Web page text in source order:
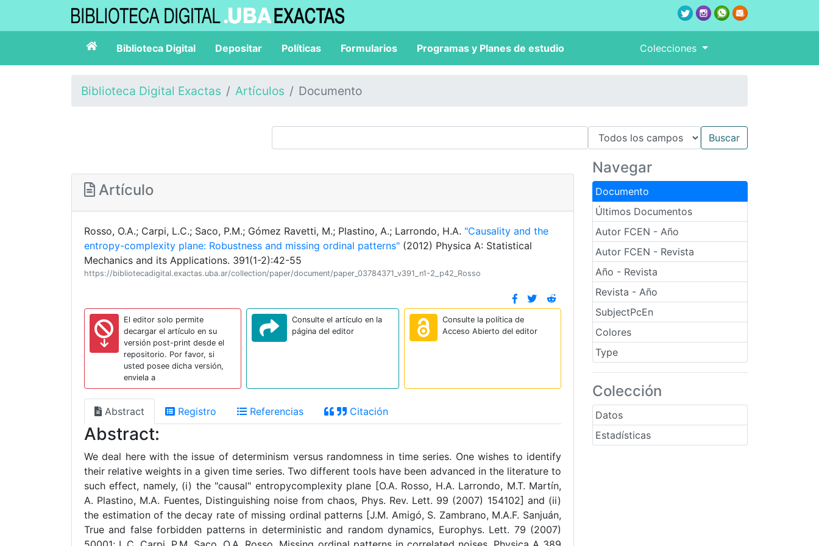
Biblioteca Digital Depositar Políticas Formularios Programas y Planes de estudio Colecciones
Biblioteca Digital Exactas Artículos Documento
Navegar
Documento
Últimos Documentos
Autor FCEN - Año
Autor FCEN - Revista
Año - Revista
Revista - Año
SubjectPcEn
Colores
Type
Colección
Datos
Estadísticas
Artículo
Rosso, O.A.; Carpi, L.C.; Saco, P.M.; Gómez Ravetti, M.; Plastino, A.; Larrondo, H.A. "Causality and the
entropy-complexity plane: Robustness and missing ordinal patterns" (2012) Physica A: Statistical
Mechanics and its Applications. 391(1-2):42-55
https://bibliotecadigital.exactas.uba.ar/collection/paper/document/paper_03784371_v391_n1-2_p42_Rosso
El editor solo permite
decargar el artículo en su
versión post-print desde el
repositorio. Por favor, si
usted posee dicha versión,
enviela a
Consulte el artículo en la
página del editor
Consulte la política de
Acceso Abierto del editor
Abstract Registro Referencias Citación
Abstract:
We deal here with the issue of determinism versus randomness in time series. One wishes to identify
their relative weights in a given time series. Two different tools have been advanced in the literature to
such effect, namely, (i) the "causal" entropycomplexity plane [O.A. Rosso, H.A. Larrondo, M.T. Martín,
A. Plastino, M.A. Fuentes, Distinguishing noise from chaos, Phys. Rev. Lett. 99 (2007) 154102] and (ii)
the estimation of the decay rate of missing ordinal patterns [J.M. Amigó, S. Zambrano, M.A.F. Sanjuán,
True and false forbidden patterns in deterministic and random dynamics, Europhys. Lett. 79 (2007)